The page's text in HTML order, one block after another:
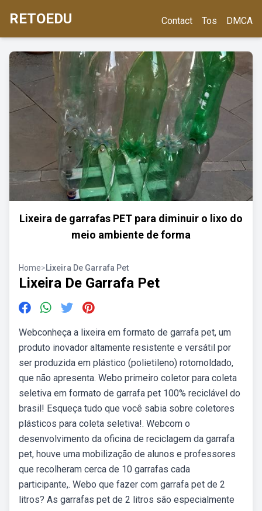
RETOEDU Contact Tos DMCA
Lixeira de garrafas PET para diminuir o lixo do
meio ambiente de forma
Home>Lixeira De Garrafa Pet
Lixeira De Garrafa Pet
Webconheça a lixeira em formato de garrafa pet, um
produto inovador altamente resistente e versátil por
ser produzida em plástico (polietileno) rotomoldado,
que não apresenta. Webo primeiro coletor para coleta
seletiva em formato de garrafa pet 100% reciclável do
brasil! Esqueça tudo que você sabia sobre coletores
plásticos para coleta seletiva!. Webcom o
desenvolvimento da oficina de reciclagem da garrafa
pet, houve uma mobilização de alunos e professores
que recolheram cerca de 10 garrafas cada
participante,. Webo que fazer com garrafa pet de 2
litros? As garrafas pet de 2 litros são especialmente